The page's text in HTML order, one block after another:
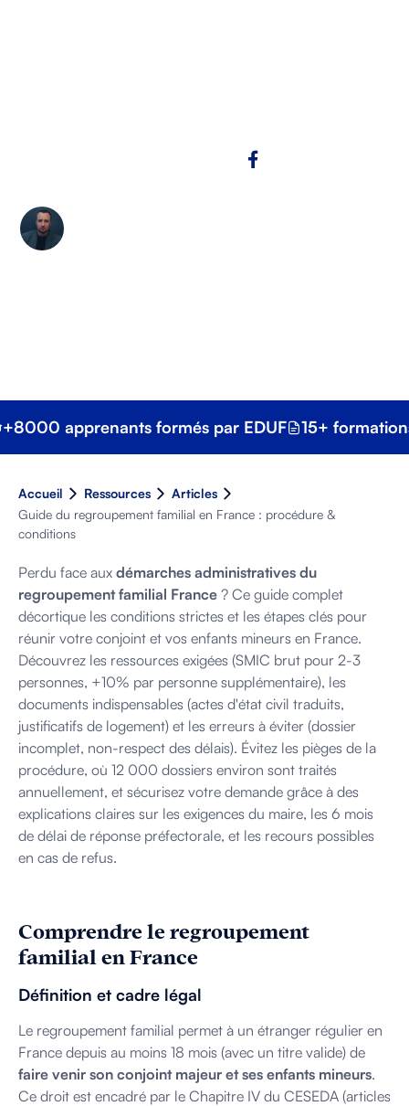
+8000 apprenants formés par EDUF 15+
Accueil Ressources
Articles
Guide du regroupement familial en France : procédure &
conditions
Perdu face aux démarches administratives du
regroupement familial France ? Ce guide complet
décortique les conditions strictes et les étapes clés pour
réunir votre conjoint et vos enfants mineurs en France.
Découvrez les ressources exigées (SMIC brut pour 2-3
personnes, +10% par personne supplémentaire), les
documents indispensables (actes d'état civil traduits,
justificatifs de logement) et les erreurs à éviter (dossier
incomplet, non-respect des délais). Évitez les pièges de la
procédure, où 12 000 dossiers environ sont traités
annuellement, et sécurisez votre demande grâce à des
explications claires sur les exigences du maire, les 6 mois
de délai de réponse préfectorale, et les recours possibles
en cas de refus.
Comprendre le regroupement
familial en France
Définition et cadre légal
Le regroupement familial permet à un étranger régulier en
France depuis au moins 18 mois (avec un titre valide) de
faire venir son conjoint majeur et ses enfants mineurs.
Ce droit est encadré par le Chapitre IV du CESEDA (articles